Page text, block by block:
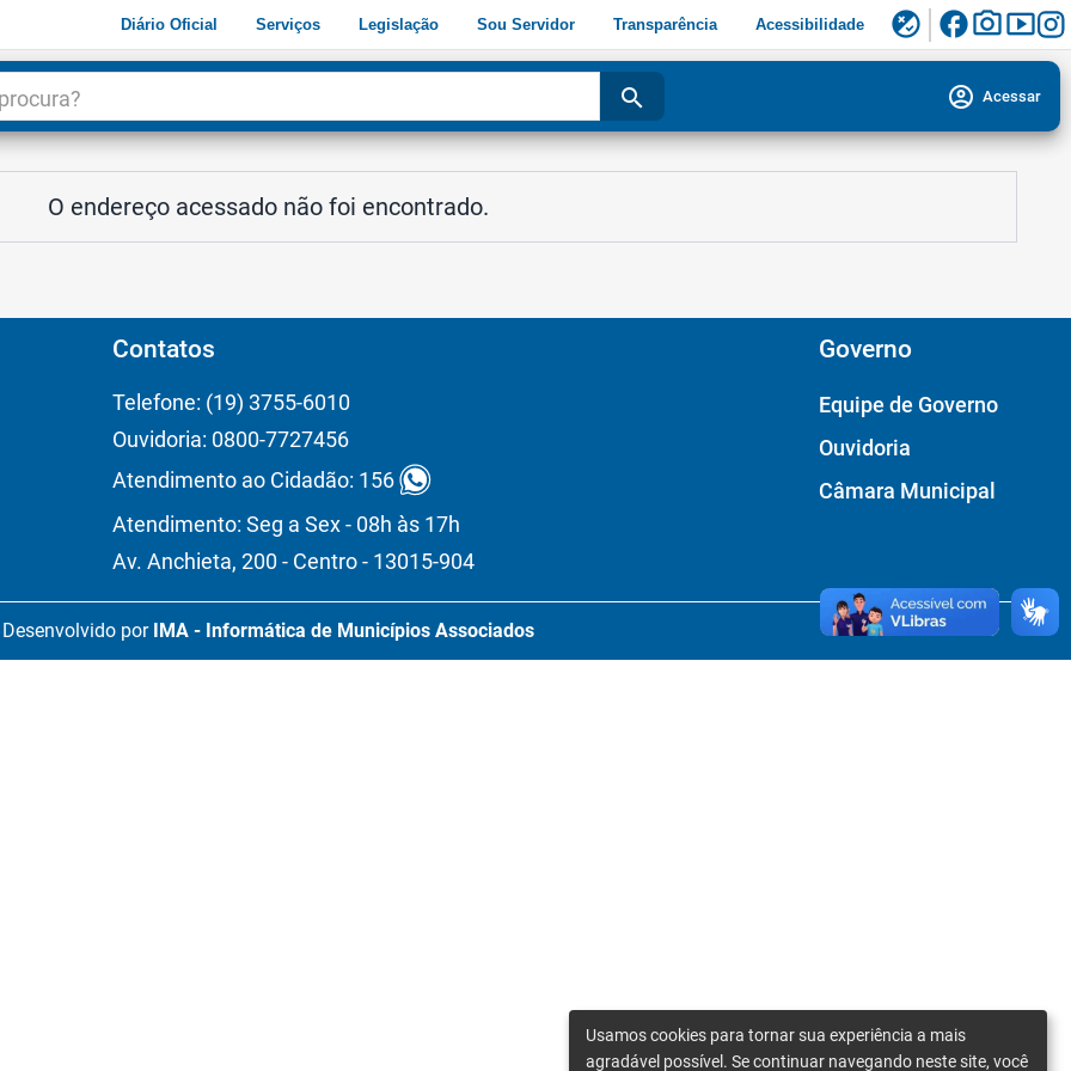
Diário Oficial Serviços Legislação Sou Servidor Transparência Acessibilidade flaky facebookphoto_camerasmart_display
search account_circle Acessar
O endereço acessado não foi encontrado.
Contatos
Telefone: (19) 3755-6010
Ouvidoria: 0800-7727456
Atendimento ao Cidadão: 156
Atendimento: Seg a Sex - 08h às 17h
Av. Anchieta, 200 - Centro - 13015-904
Governo
Equipe de Governo
Ouvidoria
Câmara Municipal
Desenvolvido por IMA - Informática de Municípios Associados
Usamos cookies para tornar sua experiência a mais
agradável possível. Se continuar navegando neste site, você